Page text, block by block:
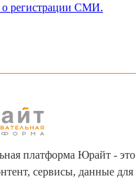
о регистрации СМИ.
платформа Юрайт - это
сервисы, данные для